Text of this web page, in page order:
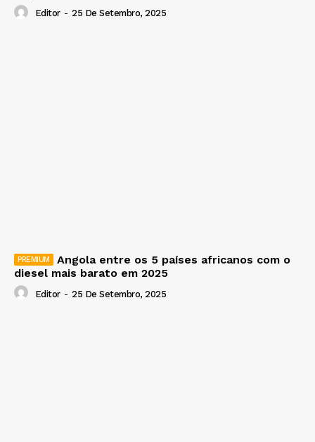
Editor - 25 De Setembro, 2025
Angola entre os 5 países africanos com o
diesel mais barato em 2025
Editor - 25 De Setembro, 2025